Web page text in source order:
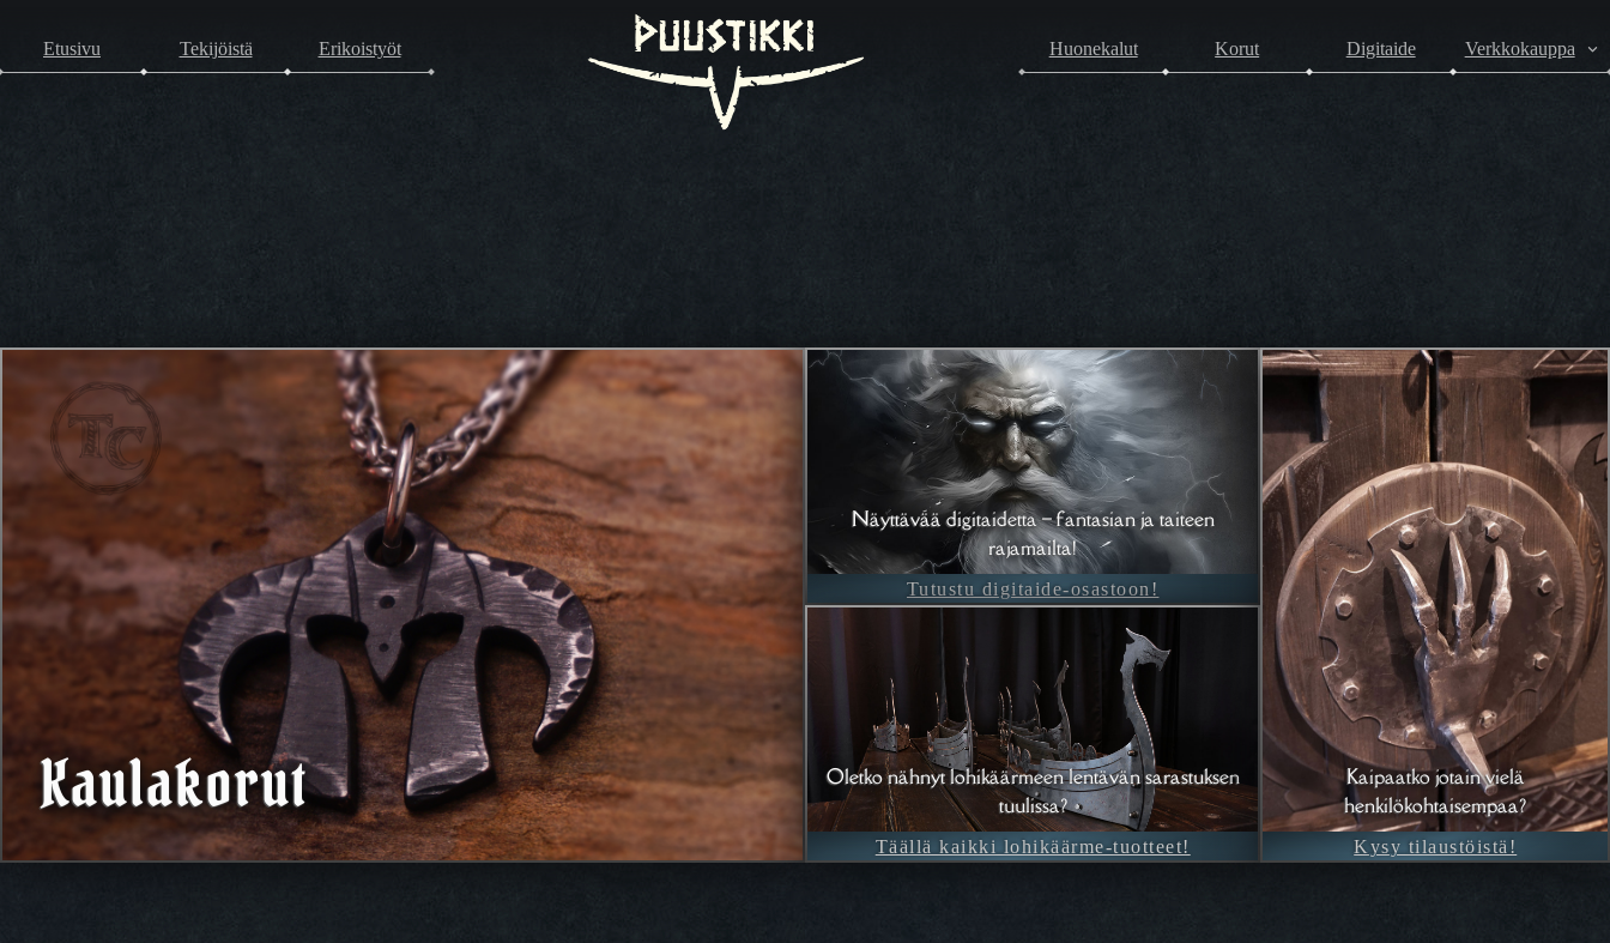
Etusivu Tekijöistä Erikoistyöt Huonekalut Korut Digitaide Verkkokauppa
Kaulakorut
Näyttävää digitaidetta – fantasian ja taiteen
rajamailta!
Tutustu digitaide-osastoon!
Oletko nähnyt lohikäärmeen lentävän sarastuksen
tuulissa?
Täällä kaikki lohikäärme-tuotteet!
Kaipaatko jotain vielä
henkilökohtaisempaa?
Kysy tilaustöistä!